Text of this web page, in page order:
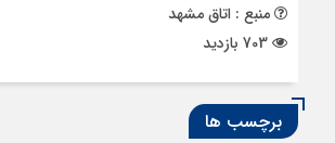
منبع : اتاق مشهد
برچسب ها